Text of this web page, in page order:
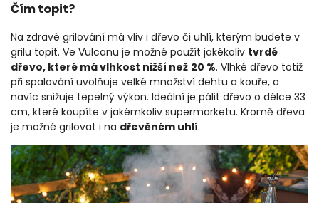
Čím topit?
Na zdravé grilování má vliv i dřevo či uhlí, kterým budete v
grilu topit. Ve Vulcanu je možné použít jakékoliv tvrdé
dřevo, které má vlhkost nižší než 20 %. Vlhké dřevo totiž
při spalování uvolňuje velké množství dehtu a kouře, a
navíc snižuje tepelný výkon. Ideální je pálit dřevo o délce 33
cm, které koupíte v jakémkoliv supermarketu. Kromě dřeva
je možné grilovat i na dřevěném uhlí.